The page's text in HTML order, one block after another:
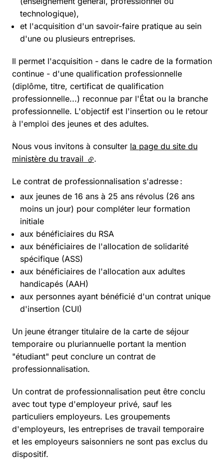
technologique),
et l'acquisition d'un savoir-faire pratique au sein
d'une ou plusieurs entreprises.
Il permet l'acquisition - dans le cadre de la formation
continue - d'une qualification professionnelle
(diplôme, titre, certificat de qualification
professionnelle...) reconnue par l'État ou la branche
professionnelle. L'objectif est l'insertion ou le retour
à l'emploi des jeunes et des adultes.
Nous vous invitons à consulter la page du site du
ministère du travail (lien externe)
.
Le contrat de professionnalisation s'adresse :
aux jeunes de 16 ans à 25 ans révolus (26 ans
moins un jour) pour compléter leur formation
initiale
aux bénéficiaires du RSA
aux bénéficiaires de l'allocation de solidarité
spécifique (ASS)
aux bénéficiaires de l'allocation aux adultes
handicapés (AAH)
aux personnes ayant bénéficié d'un contrat unique
d'insertion (CUI)
Un jeune étranger titulaire de la carte de séjour
temporaire ou pluriannuelle portant la mention
"étudiant" peut conclure un contrat de
professionnalisation.
Un contrat de professionnalisation peut être conclu
avec tout type d'employeur privé, sauf les
particuliers employeurs. Les groupements
d'employeurs, les entreprises de travail temporaire
et les employeurs saisonniers ne sont pas exclus du
dispositif.